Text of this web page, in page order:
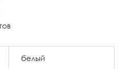
белый